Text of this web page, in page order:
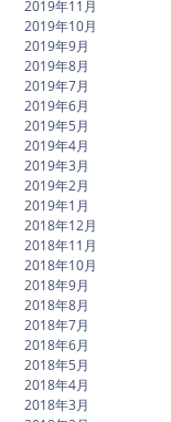
2019年11月
2019年10月
2019年9月
2019年8月
2019年7月
2019年6月
2019年5月
2019年4月
2019年3月
2019年2月
2019年1月
2018年12月
2018年11月
2018年10月
2018年9月
2018年8月
2018年7月
2018年6月
2018年5月
2018年4月
2018年3月